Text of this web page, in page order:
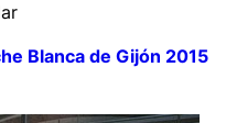
Blanca de Gijón 2015